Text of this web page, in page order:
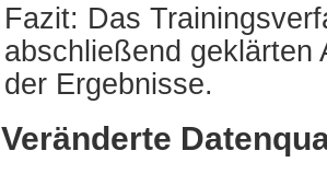
Fazit: Das
abschließend geklärten
der Ergebnisse.
Veränderte